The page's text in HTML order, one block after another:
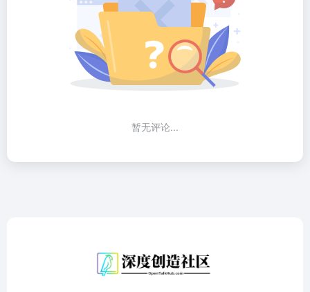
暂无评论...